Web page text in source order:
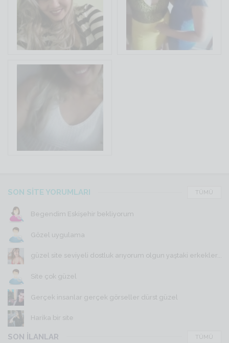
SON SİTE YORUMLARI TÜMÜ
Begendim Eskişehir bekliyorum
Gözel uygulama
güzel site seviyeli dostluk arıyorum olgun yaştaki erkekler...
Site çok güzel
Gerçek insanlar gerçek görseller dürst güzel
Harika bir site
SON İLANLAR TÜMÜ